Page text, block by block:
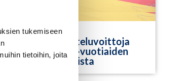
tukemiseen
tietoihin, joita
13.7.2026
Yksittäisiä otteluvoittoja
Paksin alle 21-vuotiaiden
European Cupista